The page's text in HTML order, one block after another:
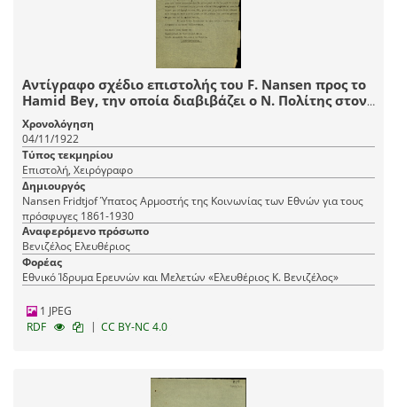
Αντίγραφο σχέδιο επιστολής του F. Nansen προς το
Hamid Bey, την οποία διαβιβάζει ο Ν. Πολίτης στον
Ελευθέριο Βενιζέλο, σχετικά με τις μεταξύ τους
διαπραγματεύσεις για την ανταλλαγή των
πληθυσμών.
Χρονολόγηση
04/11/1922
Τύπος τεκμηρίου
Επιστολή, Χειρόγραφο
Δημιουργός
Nansen Fridtjof Ύπατος Αρμοστής της Κοινωνίας των Εθνών για τους
πρόσφυγες 1861-1930
Αναφερόμενο πρόσωπο
Βενιζέλος Ελευθέριος
Φορέας
Εθνικό Ίδρυμα Ερευνών και Μελετών «Ελευθέριος Κ. Βενιζέλος»
1 JPEG
RDF
| CC BY-NC 4.0